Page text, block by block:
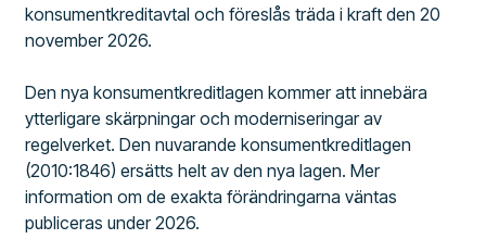
konsumentkreditavtal och föreslås träda i kraft den 20
november 2026.
Den nya konsumentkreditlagen kommer att innebära
ytterligare skärpningar och moderniseringar av
regelverket. Den nuvarande konsumentkreditlagen
(2010:1846) ersätts helt av den nya lagen. Mer
information om de exakta förändringarna väntas
publiceras under 2026.